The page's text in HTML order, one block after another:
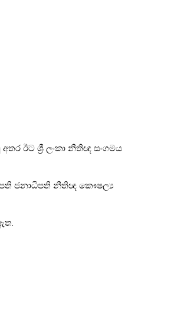
ඊට ශ්‍රී ලංකා නීතිඥ සංගමය
ජනාධිපති නීතිඥ කෞෂල්‍ය